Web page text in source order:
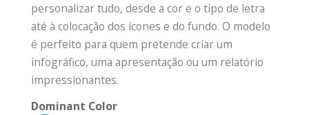
personalizar tudo, desde a cor e o tipo de letra
até à colocação dos ícones e do fundo. O modelo
é perfeito para quem pretende criar um
infográfico, uma apresentação ou um relatório
impressionantes.
Dominant Color